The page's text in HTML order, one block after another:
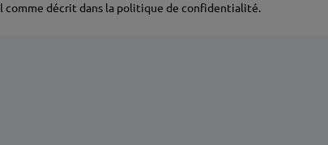
comme décrit dans la politique de confidentialité.